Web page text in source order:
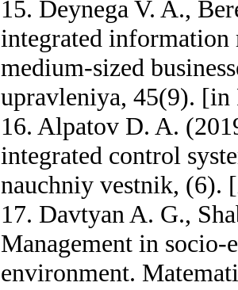
15. Deynega V. A.,
integrated information
medium-sized
upravleniya, 45(9). [in
16. Alpatov D. A.
integrated control
nauchniy vestnik, (6).
17. Davtyan A. G.,
Management in
environment.